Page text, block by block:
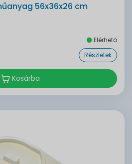
56x36x26 cm
Elérhető
Részletek
Kosárba